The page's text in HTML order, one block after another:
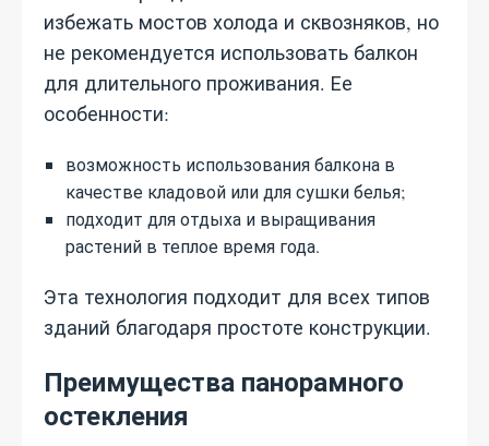
избежать мостов холода и сквозняков, но
не рекомендуется использовать балкон
для длительного проживания. Ее
особенности:
возможность использования балкона в
качестве кладовой или для сушки белья;
подходит для отдыха и выращивания
растений в теплое время года.
Эта технология подходит для всех типов
зданий благодаря простоте конструкции.
Преимущества панорамного
остекления